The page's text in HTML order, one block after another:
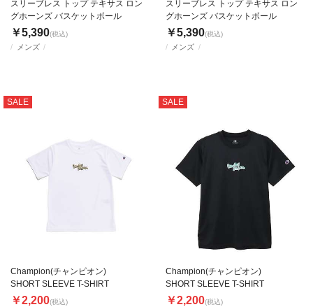
メンズ
スリーブレス トップ テキサス ロン
グホーンズ バスケットボール
￥5,390(税込)
メンズ
スリーブレス トップ テキサス ロン
グホーンズ バスケットボール
￥5,390(税込)
SALE
Champion(チャンピオン)
SHORT SLEEVE T-SHIRT
￥2,200(税込)
SALE
Champion(チャンピオン)
SHORT SLEEVE T-SHIRT
￥2,200(税込)